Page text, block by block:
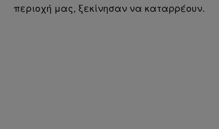
περιοχή μας, ξεκίνησαν να καταρρέουν.